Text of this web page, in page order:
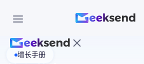
增长手册